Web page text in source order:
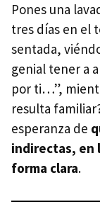
Pones una
tres días en el
sentada,
genial tener a
por ti…”,
resulta
esperanza de
indirectas, en
forma clara.